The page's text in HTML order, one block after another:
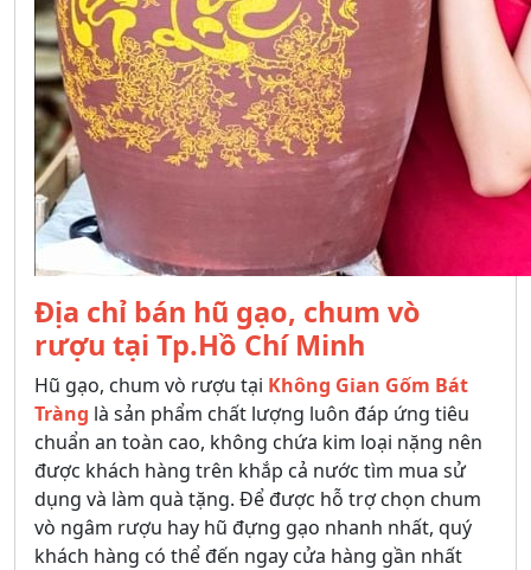
Địa chỉ bán hũ gạo, chum vò
rượu tại Tp.Hồ Chí Minh
Hũ gạo, chum vò rượu tại Không Gian Gốm Bát
Tràng là sản phẩm chất lượng luôn đáp ứng tiêu
chuẩn an toàn cao, không chứa kim loại nặng nên
được khách hàng trên khắp cả nước tìm mua sử
dụng và làm quà tặng. Để được hỗ trợ chọn chum
vò ngâm rượu hay hũ đựng gạo nhanh nhất, quý
khách hàng có thể đến ngay cửa hàng gần nhất